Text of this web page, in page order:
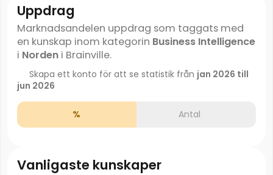
Uppdrag
Marknadsandelen uppdrag som taggats med
en kunskap inom kategorin Business Intelligence
i Nordeni Brainville.
Skapa ett konto för att se statistik från jan 2026 till
jun 2026
% Antal
Vanligaste kunskaper